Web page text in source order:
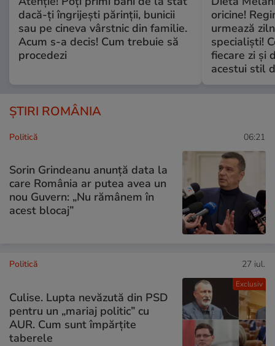
dacă-ți îngrijești părinții, bunicii
sau pe cineva vârstnic din familie.
Acum s-a decis! Cum trebuie să
procedezi
oricine!
urmează
specialiști!
fiecare zi și
acestui stil
ȘTIRI ROMÂNIA
Politică 06:21
Sorin Grindeanu anunță data la
care România ar putea avea un
nou Guvern: „Nu rămânem în
acest blocaj”
Exclusiv
Politică 27 iul.
Culise. Lupta nevăzută din PSD
pentru un „mariaj politic” cu
AUR. Cum sunt împărțite
taberele